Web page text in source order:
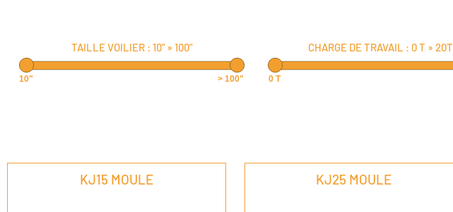
TAILLE VOILIER : 10"» 100"
10" > 100"
CHARGE DE TRAVAIL : 0 T »20T
0 T
KJ15 MOULE KJ25 MOULE